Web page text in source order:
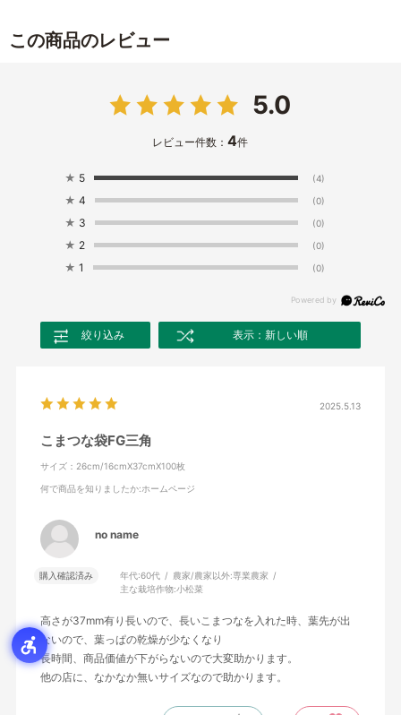
この商品のレビュー
5.0
レビュー件数：4件
★ 5 (4)
★ 4 (0)
★ 3 (0)
★ 2 (0)
★ 1 (0)
絞り込み 表示：新しい順
2025.5.13
こまつな袋FG三角
サイズ：26cm/16cmX37cmX100枚
何で商品を知りましたか:ホームページ
no name
購入確認済み 年代:60代 農家/農家以外:専業農家
主な栽培作物:小松菜
高さが37mm有り長いので、長いこまつなを入れた時、葉先が出
ないので、葉っぱの乾燥が少なくなり
長時間、商品価値が下がらないので大変助かります。
他の店に、なかなか無いサイズなので助かります。